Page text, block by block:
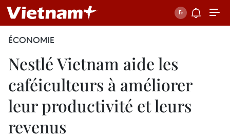
ÉCONOMIE
Nestlé Vietnam aide les
caféiculteurs à améliorer
leur productivité et leurs
revenus